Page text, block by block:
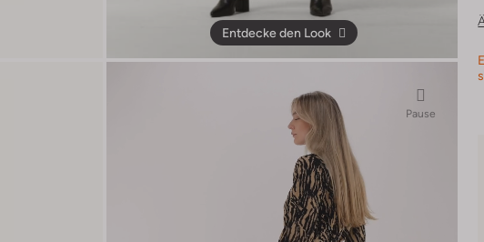
Entdecke den Look
Pause